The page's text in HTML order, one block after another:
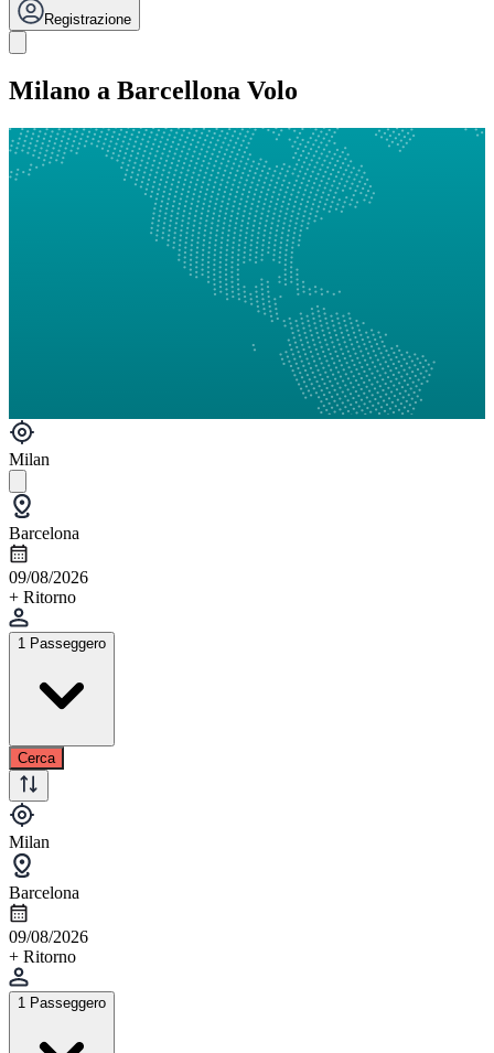
Registrazione
Milano a Barcellona Volo
Milan
Barcelona
09/08/2026
+ Ritorno
1 Passeggero
Cerca
Milan
Barcelona
09/08/2026
+ Ritorno
1 Passeggero